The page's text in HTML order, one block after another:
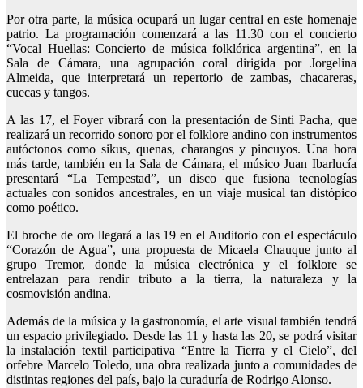
Por otra parte, la música ocupará un lugar central en este homenaje
patrio. La programación comenzará a las 11.30 con el concierto
“Vocal Huellas: Concierto de música folklórica argentina”, en la
Sala de Cámara, una agrupación coral dirigida por Jorgelina
Almeida, que interpretará un repertorio de zambas, chacareras,
cuecas y tangos.
A las 17, el Foyer vibrará con la presentación de Sinti Pacha, que
realizará un recorrido sonoro por el folklore andino con instrumentos
autóctonos como sikus, quenas, charangos y pincuyos. Una hora
más tarde, también en la Sala de Cámara, el músico Juan Ibarlucía
presentará “La Tempestad”, un disco que fusiona tecnologías
actuales con sonidos ancestrales, en un viaje musical tan distópico
como poético.
El broche de oro llegará a las 19 en el Auditorio con el espectáculo
“Corazón de Agua”, una propuesta de Micaela Chauque junto al
grupo Tremor, donde la música electrónica y el folklore se
entrelazan para rendir tributo a la tierra, la naturaleza y la
cosmovisión andina.
Además de la música y la gastronomía, el arte visual también tendrá
un espacio privilegiado. Desde las 11 y hasta las 20, se podrá visitar
la instalación textil participativa “Entre la Tierra y el Cielo”, del
orfebre Marcelo Toledo, una obra realizada junto a comunidades de
distintas regiones del país, bajo la curaduría de Rodrigo Alonso.